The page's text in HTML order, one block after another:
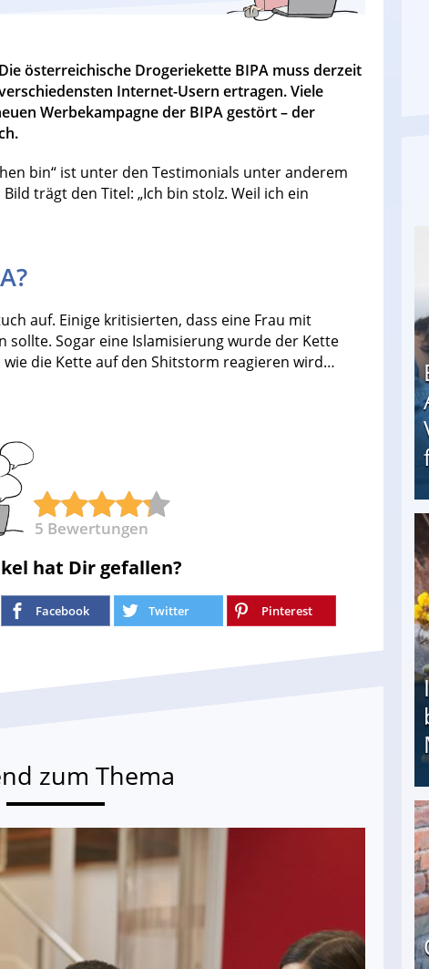
österreichische Drogeriekette BIPA muss derzeit
Internet-Usern ertragen. Viele
Werbekampagne der BIPA gestört – der
bin“ ist unter den Testimonials unter anderem
trägt den Titel: „Ich bin stolz. Weil ich ein
auf. Einige kritisierten, dass eine Frau mit
Sogar eine Islamisierung wurde der Kette
die Kette auf den Shitstorm reagieren wird…
5 Bewertungen
hat Dir gefallen?
Facebook Twitter Pinterest
zum Thema
Erschreckend: Asylbewerber treiben
Ihr Kind kam schwer behindert zur Welt: